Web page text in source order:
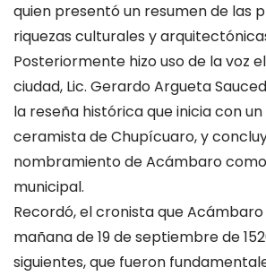
quien presentó un resumen de las
riquezas culturales y
Posteriormente hizo uso de la voz
ciudad, Lic. Gerardo Argueta
la reseña histórica que inicia con
ceramista de Chupícuaro, y
nombramiento de Acámbaro
municipal.
Recordó, el cronista que
mañana de 19 de septiembre de
siguientes, que fueron